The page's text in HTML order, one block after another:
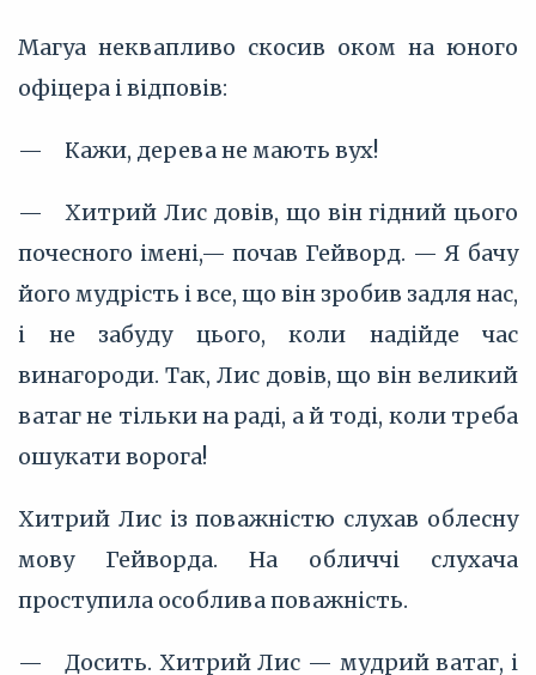
Магуа неквапливо скосив оком на юного
офіцера і відповів:
— Кажи, дерева не мають вух!
— Хитрий Лис довів, що він гідний цього
почесного імені,— почав Гейворд. — Я бачу
його мудрість і все, що він зробив задля нас,
і не забуду цього, коли надійде час
винагороди. Так, Лис довів, що він великий
ватаг не тільки на раді, а й тоді, коли треба
ошукати ворога!
Хитрий Лис із поважністю слухав облесну
мову Гейворда. На обличчі слухача
проступила особлива поважність.
— Досить. Хитрий Лис — мудрий ватаг, і